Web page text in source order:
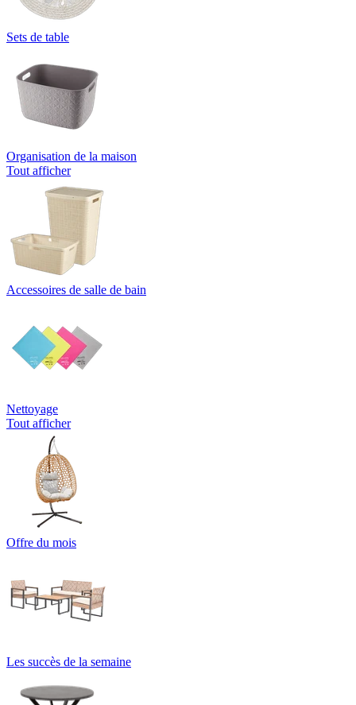
Sets de table
Organisation de la maison
Tout afficher
Accessoires de salle de bain
Nettoyage
Tout afficher
Offre du mois
Les succès de la semaine